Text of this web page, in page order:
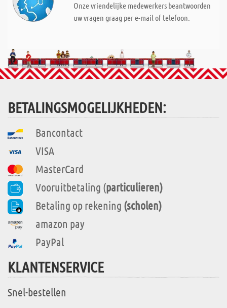
Onze vriendelijke medewerkers beantwoorden
uw vragen graag per e-mail of telefoon.
BETALINGSMOGELIJKHEDEN:
Bancontact
VISA
MasterCard
Vooruitbetaling (particulieren)
Betaling op rekening (scholen)
amazon pay
PayPal
KLANTENSERVICE
Snel-bestellen